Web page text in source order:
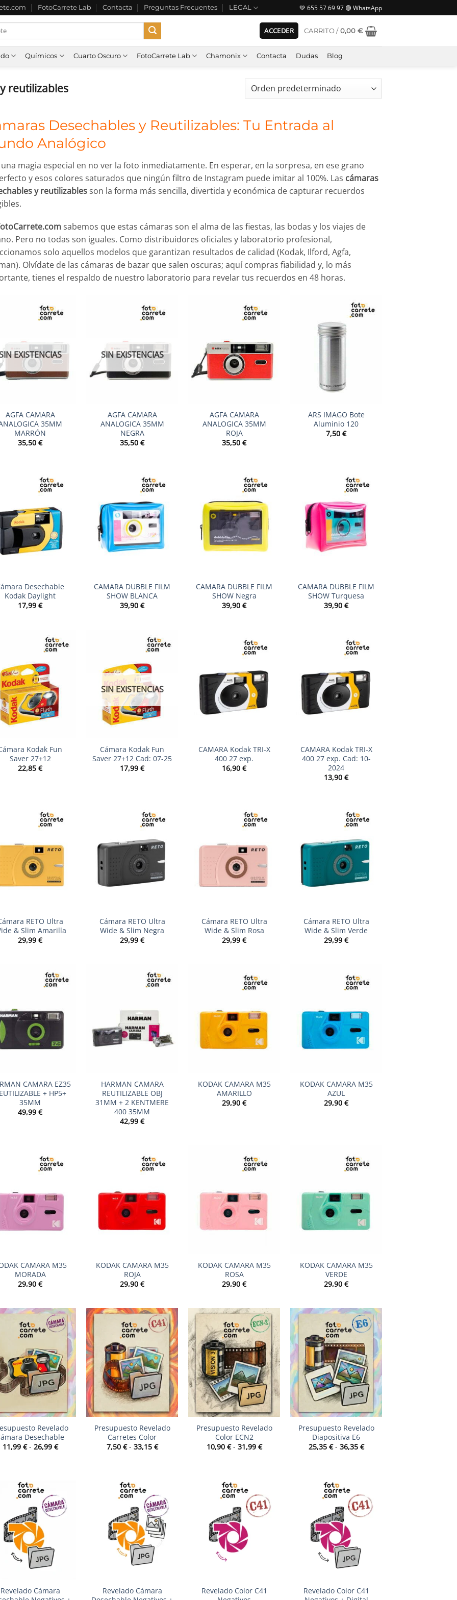
FotoCarrete Lab Contacta Preguntas Frecuentes LEGAL 💚 655 57 69 97 🟢 WhatsApp
ACCEDER CARRITO / 0,00 €
Químicos Cuarto Oscuro FotoCarrete Lab Chamonix Contacta Dudas Blog
reutilizables
Desechables y Reutilizables: Tu Entrada al
Analógico
magia especial en no ver la foto inmediatamente. En esperar, en la sorpresa, en ese grano
y esos colores saturados que ningún filtro de Instagram puede imitar al 100%. Las cámaras
y reutilizablesson la forma más sencilla, divertida y económica de capturar recuerdos
sabemos que estas cámaras son el alma de las fiestas, las bodas y los viajes de
Pero no todas son iguales. Como distribuidores oficiales y laboratorio profesional,
solo aquellos modelos que garantizan resultados de calidad (Kodak, Ilford, Agfa,
Olvídate de las cámaras de bazar que salen oscuras; aquí compras fiabilidad y, lo más
tienes el respaldo de nuestro laboratorio para revelar tus recuerdos en 48 horas.
EXISTENCIAS
AGFA CAMARA
35MM
MARRÓN
35,50 €
SIN EXISTENCIAS
AGFA CAMARA
ANALOGICA 35MM
NEGRA
35,50 €
AGFA CAMARA
ANALOGICA 35MM
ROJA
35,50 €
ARS IMAGO Bote
Aluminio 120
7,50 €
Desechable
Kodak Daylight
17,99 €
CAMARA DUBBLE FILM
SHOW BLANCA
39,90 €
CAMARA DUBBLE FILM
SHOW Negra
39,90 €
CAMARA DUBBLE FILM
SHOW Turquesa
39,90 €
Kodak Fun
Saver 27+12
22,85 €
SIN EXISTENCIAS
Cámara Kodak Fun
Saver 27+12 Cad: 07-25
17,99 €
CAMARA Kodak TRI-X
400 27 exp.
16,90 €
CAMARA Kodak TRI-X
400 27 exp. Cad: 10-
2024
13,90 €
RETO Ultra
& Slim Amarilla
29,99 €
Cámara RETO Ultra
Wide & Slim Negra
29,99 €
Cámara RETO Ultra
Wide & Slim Rosa
29,99 €
Cámara RETO Ultra
Wide & Slim Verde
29,99 €
CAMARA EZ35
+ HP5+
35MM
49,99 €
HARMAN CAMARA
REUTILIZABLE OBJ
31MM + 2 KENTMERE
400 35MM
42,99 €
KODAK CAMARA M35
AMARILLO
29,90 €
KODAK CAMARA M35
AZUL
29,90 €
CAMARA M35
MORADA
29,90 €
KODAK CAMARA M35
ROJA
29,90 €
KODAK CAMARA M35
ROSA
29,90 €
KODAK CAMARA M35
VERDE
29,90 €
Revelado
Desechable
11,99 € - 26,99 €Rango
Presupuesto Revelado
Carretes Color
7,50 € - 33,15 €Rango
Presupuesto Revelado
Color ECN2
10,90 € - 31,99 €Rango
Presupuesto Revelado
Diapositiva E6
25,35 € - 36,35 €Rango
Revelado Cámara
Revelado Cámara
Revelado Color C41
Revelado Color C41